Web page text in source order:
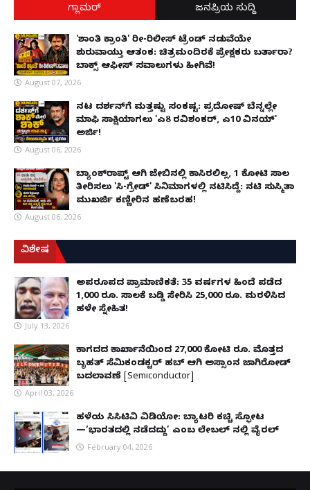
ಗ್ಲಾಮರ್ ಜನಪ್ರಿಯ ಸುದ್ದಿ
'ಶಾಂತಿ ಕ್ರಾಂತಿ' ರೀ-ರಿಲೀಸ್ ಟ್ರೆಂಡ್ ನಡುವೆಯೇ
ಶುರುವಾಯ್ತು ಆತಂಕ: ಚಿತ್ರಮಂದಿರಕ್ಕೆ ಪ್ರೇಕ್ಷಕರು ಬರ್ತಾರಾ?
ಬಾಕ್ಸ್ ಆಫೀಸ್ ಸವಾಲುಗಳು ಹೀಗಿವೆ!
August 07, 2026
ನಟ ದರ್ಶನ್‌ಗೆ ಮತ್ತಷ್ಟು ಸಂಕಷ್ಟ: ಪ್ರದೋಷ್ ಬೆನ್ನಲ್ಲೇ
ಮಾಫಿ ಸಾಕ್ಷಿಯಾಗಲು 'ಎ8 ರವಿಶಂಕರ್, ಎ10 ವಿನಯ್'
ಅರ್ಜಿ!
August 06, 2026
ಬ್ಯಾಂಕ್‌ರಾಪ್ಟ್‌ ಆಗಿ ಜೇಬಿನಲ್ಲಿ ಕಾಸಿರಲಿಲ್ಲ, ₹1 ಕೋಟಿ ಸಾಲ
ತೀರಿಸಲು 'ಸಿ-ಗ್ರೇಡ್' ಸಿನಿಮಾಗಳಲ್ಲಿ ನಟಿಸಿದ್ದೆ: ನಟಿ ಸುಸ್ಮಿತಾ
ಮುಖರ್ಜಿ ಕಣ್ಣೀರಿನ ಹಣೆಬರಹ!
August 06, 2026
ವಿಶೇಷ
ಅಪರೂಪದ ಪ್ರಾಮಾಣಿಕತೆ: 35 ವರ್ಷಗಳ ಹಿಂದೆ ಪಡೆದ
1,000 ರೂ. ಸಾಲಕ್ಕೆ ಬಡ್ಡಿ ಸೇರಿಸಿ 25,000 ರೂ. ಮರಳಿಸಿದ
ಹಳೇ ಸ್ನೇಹಿತ!
July 13, 2026
ಕಾಗದದ ಕಾರ್ಖಾನೆಯಿಂದ 27,000 ಕೋಟಿ ರೂ. ಮೊತ್ತದ
ಬೃಹತ್ ಸೆಮಿಕಂಡಕ್ಟರ್ ಹಬ್ ಆಗಿ ಅಸ್ಸಾಂನ ಜಾಗಿರೋಡ್
ಬದಲಾವಣೆ [Semiconductor]
April 03, 2026
ಹಳೆಯ ಸಿಸಿಟಿವಿ ವಿಡಿಯೋ: ಬ್ಯಾಟರಿ ಕಚ್ಚಿ ಸ್ಫೋಟ
—‘ಭಾರತದಲ್ಲಿ ನಡೆದದ್ದು’ ಎಂಬ ಲೇಬಲ್ ನಲ್ಲಿ ವೈರಲ್
February 04, 2026